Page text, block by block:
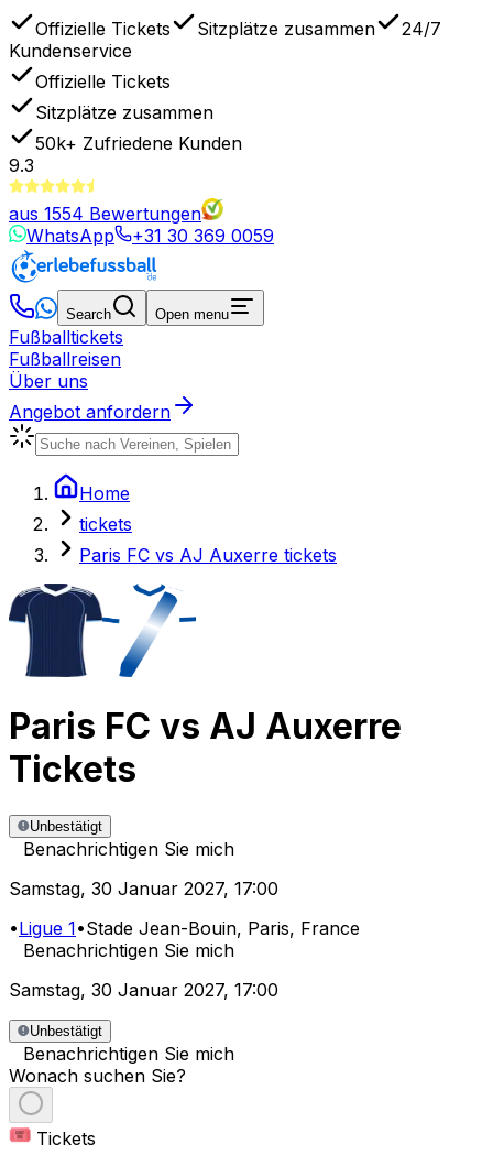
Offizielle Tickets Sitzplätze zusammen
24/7
Kundenservice
Offizielle Tickets
Sitzplätze zusammen
50k+ Zufriedene Kunden
9.3
aus 1554 Bewertungen
WhatsApp
+31 30 369 0059
Search Open menu
Fußballtickets
Fußballreisen
Über uns
Angebot anfordern
Home
tickets
Paris FC vs AJ Auxerre tickets
Paris FC vs AJ Auxerre
Tickets
Unbestätigt
Benachrichtigen Sie mich
Samstag, 30 Januar 2027, 17:00
•Ligue 1•Stade Jean-Bouin, Paris, France
Benachrichtigen Sie mich
Samstag, 30 Januar 2027, 17:00
Unbestätigt
Benachrichtigen Sie mich
Wonach suchen Sie?
Tickets